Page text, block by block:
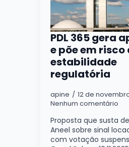
PDL 365 gera
e põe em risco
estabilidade
regulatória
apine
12 de
Nenhum comentário
Proposta que susta
Aneel sobre sinal
com votação